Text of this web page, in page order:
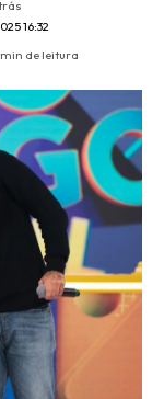
16:32
de leitura